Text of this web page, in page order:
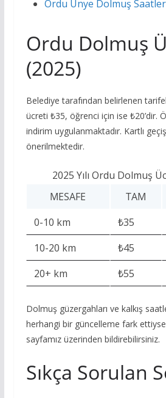
Ordu Ünye Dolmuş
Ordu Dolmuş
(2025)
Belediye tarafından belirlenen
ücreti ₺35, öğrenci için ise ₺20’dir.
indirim uygulanmaktadır. Kartlı
önerilmektedir.
2025 Yılı Ordu Dolmuş
MESAFE
TAM
0-10 km
₺35
10-20 km
₺45
20+ km
₺55
Dolmuş güzergahları ve kalkış
herhangi bir güncelleme fark
sayfamız üzerinden bildirebilirsiniz.
Sıkça Sorulan